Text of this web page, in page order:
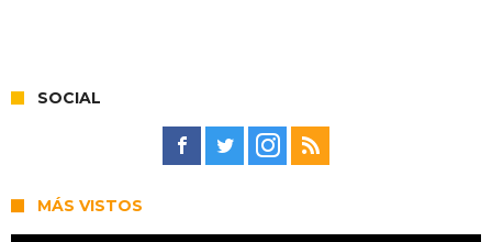
SOCIAL
MÁS VISTOS